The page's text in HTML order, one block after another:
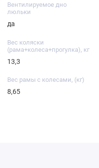
Вентилируемое дно
люльки
да
Вес коляски
(рама+колеса+прогулка), кг
13,3
Вес рамы с колесами, (кг)
8,65